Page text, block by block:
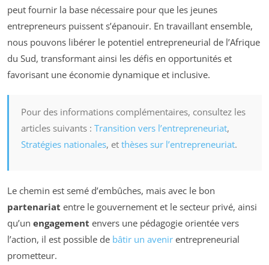
peut fournir la base nécessaire pour que les jeunes
entrepreneurs puissent s’épanouir. En travaillant ensemble,
nous pouvons libérer le potentiel entrepreneurial de l’Afrique
du Sud, transformant ainsi les défis en opportunités et
favorisant une économie dynamique et inclusive.
Pour des informations complémentaires, consultez les
articles suivants : Transition vers l’entrepreneuriat,
Stratégies nationales, et thèses sur l’entrepreneuriat.
Le chemin est semé d’embûches, mais avec le bon
partenariat entre le gouvernement et le secteur privé, ainsi
qu’un engagement envers une pédagogie orientée vers
l’action, il est possible de bâtir un avenir entrepreneurial
prometteur.